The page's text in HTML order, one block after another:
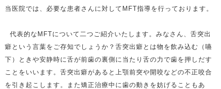
当医院では、必要な患者さんに対してMFT指導を行っております。
代表的なMFTについて二つご紹介いたします。みなさん、舌突出
癖という言葉をご存知でしょうか？舌突出癖とは物を飲み込む（嚥
下）ときや安静時に舌が前歯の裏側に当たり舌の力で歯を押しだす
ことをいいます。舌突出癖があると上顎前突や開咬などの不正咬合
を引き起こします。また矯正治療中に歯の動きを妨げることもあ